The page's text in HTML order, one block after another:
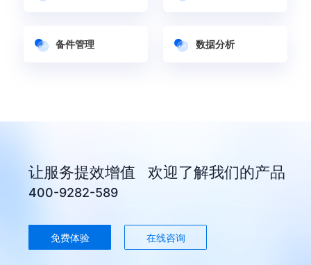
备件管理 数据分析
让服务提效增值 欢迎了解我们的产品
400-9282-589
免费体验 在线咨询